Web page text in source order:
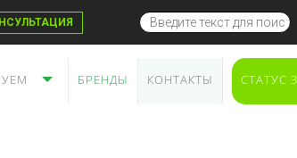
БРЕНДЫ КОНТАКТЫ СТАТУС